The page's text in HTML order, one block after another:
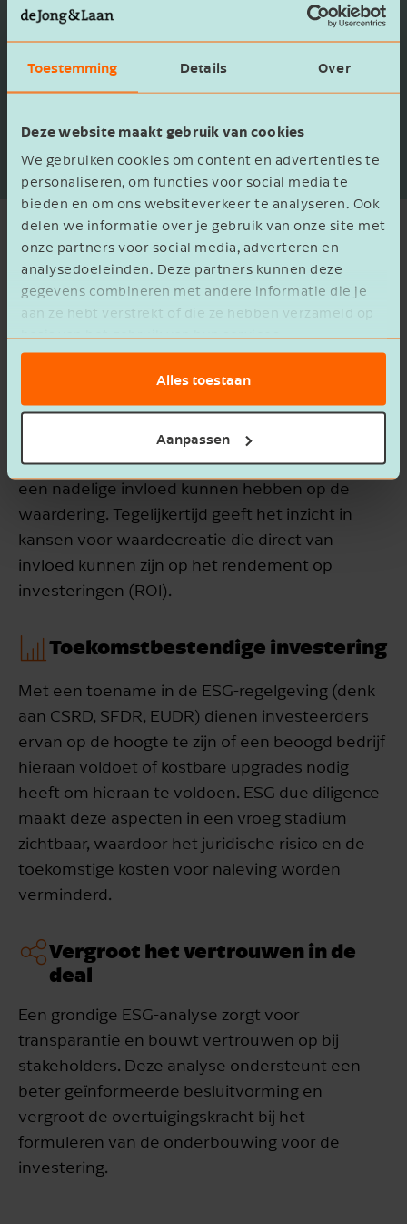
Toestemming Details Over
Deze website maakt gebruik van cookies
We gebruiken cookies om content en advertenties te
personaliseren, om functies voor social media te
bieden en om ons websiteverkeer te analyseren. Ook
delen we informatie over je gebruik van onze site met
onze partners voor social media, adverteren en
analysedoeleinden. Deze partners kunnen deze
gegevens combineren met andere informatie die je
aan ze hebt verstrekt of die ze hebben verzameld op
basis van het gebruik van hun services.
Alles toestaan
Aanpassen
er sprake is van afstemming, potentiële
synergieën en kansen voor waardecreatie. Op
basis van het principe van dubbele materialiteit
analyseren we zowel de impact van het bedrijf
van het bedrijf aan ESG-risico's.
De waarde van ESG due
diligence
Onthult risico's & kansen
ESG due diligence helpt investeerders om
verborgen risico's aan het licht te brengen, zoals
risico's verbonden aan veranderingen in wet- en
regelgeving, reputatieschade of
kwetsbaarheden in de toeleveringsketen die
een nadelige invloed kunnen hebben op de
waardering. Tegelijkertijd geeft het inzicht in
kansen voor waardecreatie die direct van
invloed kunnen zijn op het rendement op
investeringen (ROI).
Toekomstbestendige investering
Met een toename in de ESG-regelgeving (denk
aan CSRD, SFDR, EUDR) dienen investeerders
ervan op de hoogte te zijn of een beoogd bedrijf
hieraan voldoet of kostbare upgrades nodig
heeft om hieraan te voldoen. ESG due diligence
maakt deze aspecten in een vroeg stadium
zichtbaar, waardoor het juridische risico en de
toekomstige kosten voor naleving worden
verminderd.
Vergroot het vertrouwen in de
deal
Een grondige ESG-analyse zorgt voor
transparantie en bouwt vertrouwen op bij
stakeholders. Deze analyse ondersteunt een
beter geïnformeerde besluitvorming en
vergroot de overtuigingskracht bij het
formuleren van de onderbouwing voor de
investering.